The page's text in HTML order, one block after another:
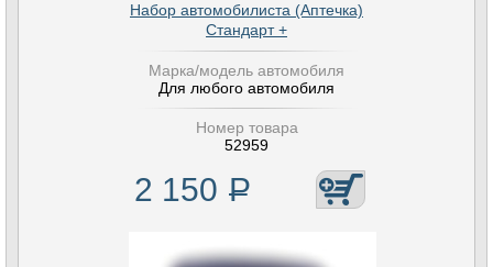
Набор автомобилиста (Аптечка)
Стандарт +
Марка/модель автомобиля
Для любого автомобиля
Номер товара
52959
2 150 Р